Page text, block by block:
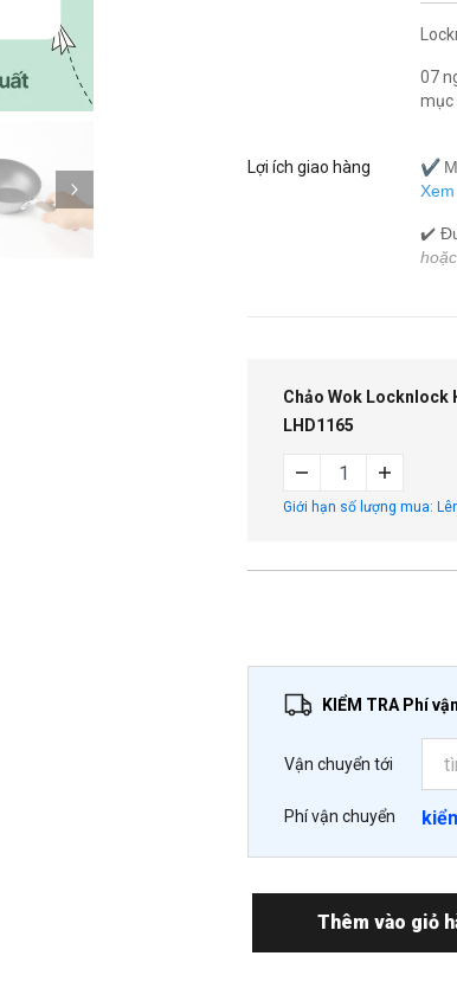
Kế tiếp
07
mục
Lợi ích giao hàng ✔️
✔️
Chảo Wok Locknlock
LHD1165
Giới hạn số lượng mua:
KIỂM TRA Phí
Vận chuyển tới
Phí vận chuyển
Thêm vào giỏ